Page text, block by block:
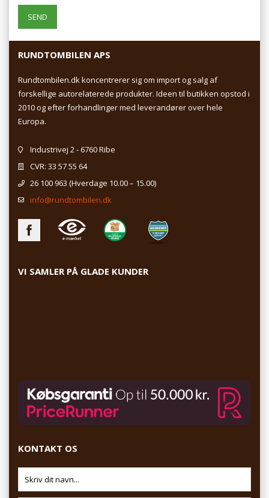
RUNDTOMBILEN APS
Rundtombilen.dk koncentrerer sig om import og salg af
forskellige autorelaterede produkter. Ideen til butikken opstod i
2010 og efter forhandlinger med leverandører over hele
Europa.
Industrivej 2 - 6760 Ribe
CVR: 33 57 55 64
26 100 963 (Hverdage 10.00 – 15.00)
info@rundtombilen.dk
VI SAMLER PÅ GLADE KUNDER
KONTAKT OS